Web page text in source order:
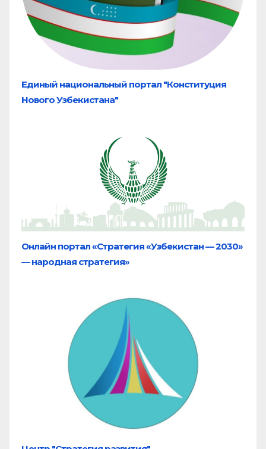
Единый национальный портал "Конституция
Нового Узбекистана"
Онлайн портал «Стратегия «Узбекистан — 2030»
— народная стратегия»